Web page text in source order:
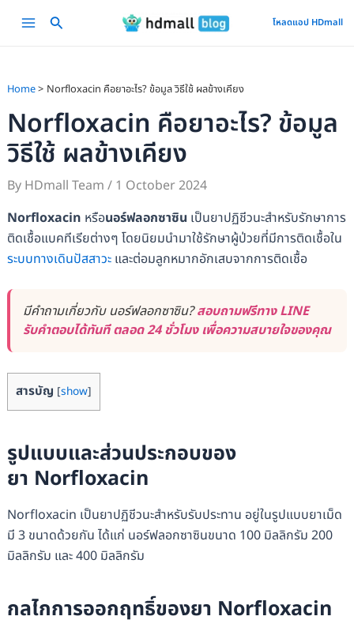
Main
โหลดแอป HDmall
Home Norfloxacin คือยาอะไร? ข้อมูล วิธีใช้ ผลข้างเคียง
Norfloxacin คือยาอะไร? ข้อมูล
วิธีใช้ ผลข้างเคียง
By HDmall Team / 1 October 2024
Norfloxacin หรือนอร์ฟลอกซาซิน เป็นยาปฏิชีวนะสำหรับรักษาการ
ติดเชื้อแบคทีเรียต่างๆ โดยนิยมนำมาใช้รักษาผู้ป่วยที่มีการติดเชื้อใน
ระบบทางเดินปัสสาวะและต่อมลูกหมากอักเสบจากการติดเชื้อ
มีคำถามเกี่ยวกับ นอร์ฟลอกซาซิน?สอบถามฟรีทาง LINE
รับคำตอบได้ทันที ตลอด 24 ชั่วโมง เพื่อความสบายใจของคุณ
สารบัญ [show]
รูปแบบและส่วนประกอบของ
ยา Norfloxacin
Norfloxacin เป็นยาปฏิชีวนะสำหรับรับประทาน อยู่ในรูปแบบยาเม็ด
มี 3 ขนาดด้วยกัน ได้แก่ นอร์ฟลอกซาซินขนาด 100 มิลลิกรัม 200
มิลลิกรัม และ 400 มิลลิกรัม
กลไกการออกฤทธิ์ของยา Norfloxacin